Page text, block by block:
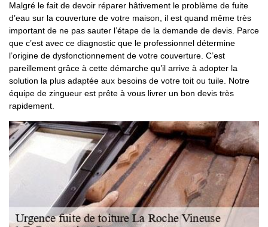
Malgré le fait de devoir réparer hâtivement le problème de fuite
d’eau sur la couverture de votre maison, il est quand même très
important de ne pas sauter l’étape de la demande de devis. Parce
que c’est avec ce diagnostic que le professionnel détermine
l’origine de dysfonctionnement de votre couverture. C’est
pareillement grâce à cette démarche qu’il arrive à adopter la
solution la plus adaptée aux besoins de votre toit ou tuile. Notre
équipe de zingueur est prête à vous livrer un bon devis très
rapidement.